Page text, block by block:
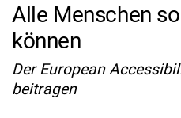
Alle Menschen
können
Der European
beitragen